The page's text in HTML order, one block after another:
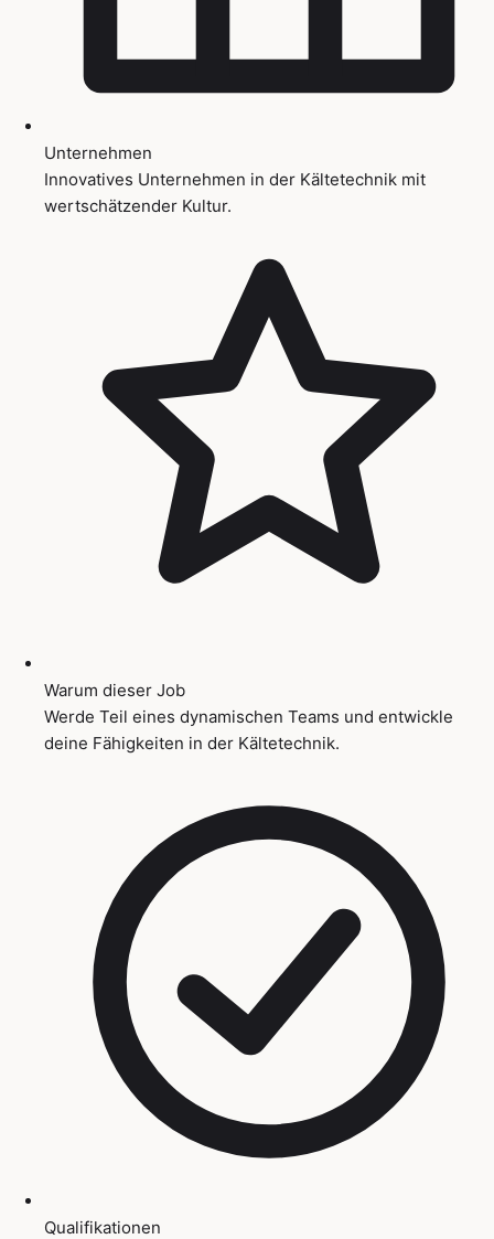
Unternehmen
Innovatives Unternehmen in der Kältetechnik mit
wertschätzender Kultur.
Warum dieser Job
Werde Teil eines dynamischen Teams und entwickle
deine Fähigkeiten in der Kältetechnik.
Qualifikationen